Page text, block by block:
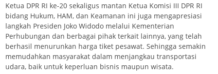
Ketua DPR RI ke-20 sekaligus mantan Ketua Komisi III DPR RI
bidang Hukum, HAM, dan Keamanan ini juga mengapresiasi
langkah Presiden Joko Widodo melalui Kementerian
Perhubungan dan berbagai pihak terkait lainnya, yang telah
berhasil menurunkan harga tiket pesawat. Sehingga semakin
memudahkan masyarakat dalam menjangkau transportasi
udara, baik untuk keperluan bisnis maupun wisata.